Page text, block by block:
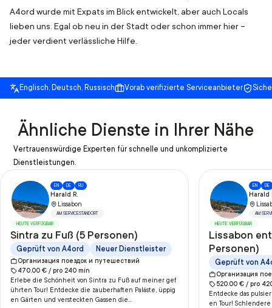
A4ord wurde mit Expats im Blick entwickelt, aber auch Locals
lieben uns. Egal ob neu in der Stadt oder schon immer hier –
jeder verdient verlässliche Hilfe.
Englisch, Deutsch, Russisch Vorab verifizierte Serviceanbieter
Ähnliche Dienste in Ihrer Nähe
Vertrauenswürdige Experten für schnelle und unkomplizierte
Dienstleistungen.
EN DE RU
Harald R.
Lissabon
AM SERVICESTANDORT
HEUTE VERFÜGBAR
Sintra zu Fuß (5 Personen)
Geprüft von A4ord Neuer Dienstleister
Организация поездок и путешествий
470.00 € / pro 240 min
Erlebe die Schönheit von Sintra zu Fuß auf meiner gef
ührten Tour! Entdecke die zauberhaften Paläste, üppig
en Gärten und versteckten Gassen die...
EN DE
Harald
AM
HEUTE VERFÜGBAR
Lissabon
Personen)
Geprüft von
Организация
520.00 € / pro
Entdecke das
en Tour!